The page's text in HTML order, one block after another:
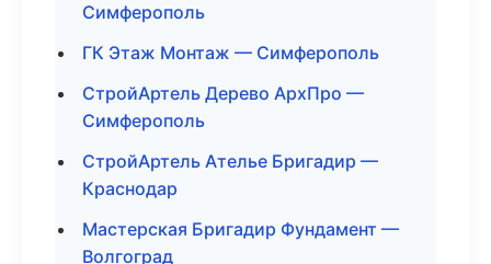
Симферополь
ГК Этаж Монтаж — Симферополь
СтройАртель Дерево АрхПро —
Симферополь
СтройАртель Ателье Бригадир —
Краснодар
Мастерская Бригадир Фундамент —
Волгоград